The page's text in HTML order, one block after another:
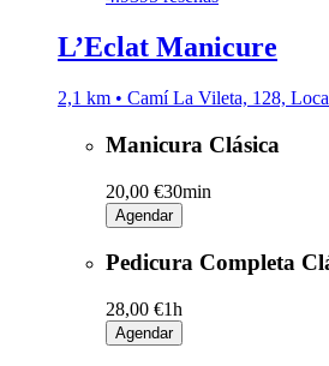
L’Eclat Manicure
2,1 km • Camí La Vileta, 128,
Manicura Clásica
20,00 €30min
Agendar
Pedicura Completa
28,00 €1h
Agendar